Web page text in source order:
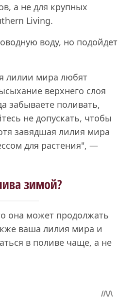
а не для крупных
Living.
воду, но подойдет
лилии мира любят
верхнего слоя
забываете поливать,
не допускать, чтобы
завядшая лилия мира
для растения", —
зимой?
она может продолжать
ваша лилия мира и
в поливе чаще, а не